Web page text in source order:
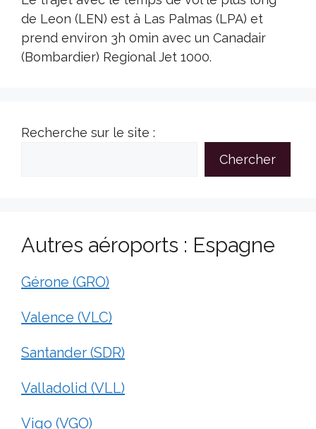
de Leon (LEN) est à Las Palmas (LPA) et
prend environ 3h 0min avec un Canadair
(Bombardier) Regional Jet 1000.
Recherche sur le site :
Chercher
Autres aéroports : Espagne
Gérone (GRO)
Valence (VLC)
Santander (SDR)
Valladolid (VLL)
Vigo (VGO)